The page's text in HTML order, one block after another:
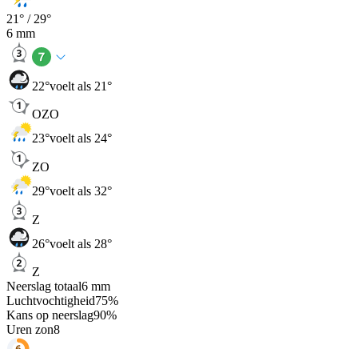
21° / 29°
6 mm
22°voelt als 21°
OZO
23°voelt als 24°
ZO
29°voelt als 32°
Z
26°voelt als 28°
Z
Neerslag totaal6 mm
Luchtvochtigheid75%
Kans op neerslag90%
Uren zon8